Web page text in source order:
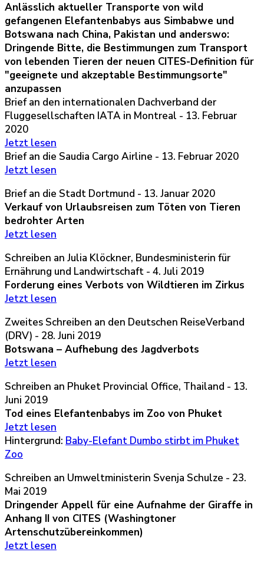
Anlässlich aktueller Transporte von wild
gefangenen Elefantenbabys aus Simbabwe und
Botswana nach China, Pakistan und anderswo:
Dringende Bitte, die Bestimmungen zum Transport
von lebenden Tieren der neuen CITES-Definition für
"geeignete und akzeptable Bestimmungsorte"
anzupassen
Brief an den internationalen Dachverband der
Fluggesellschaften IATA in Montreal - 13. Februar
2020
Jetzt lesen
Brief an die Saudia Cargo Airline - 13. Februar 2020
Jetzt lesen
Brief an die Stadt Dortmund - 13. Januar 2020
Verkauf von Urlaubsreisen zum Töten von Tieren
bedrohter Arten
Jetzt lesen
Schreiben an Julia Klöckner, Bundesministerin für
Ernährung und Landwirtschaft - 4. Juli 2019
Forderung eines Verbots von Wildtieren im Zirkus
Jetzt lesen
Zweites Schreiben an den Deutschen ReiseVerband
(DRV) - 28. Juni 2019
Botswana – Aufhebung des Jagdverbots
Jetzt lesen
Schreiben an Phuket Provincial Office, Thailand - 13.
Juni 2019
Tod eines Elefantenbabys im Zoo von Phuket
Jetzt lesen
Hintergrund: Baby-Elefant Dumbo stirbt im Phuket
Zoo
Schreiben an Umweltministerin Svenja Schulze - 23.
Mai 2019
Dringender Appell für eine Aufnahme der Giraffe in
Anhang II von CITES (Washingtoner
Artenschutzübereinkommen)
Jetzt lesen